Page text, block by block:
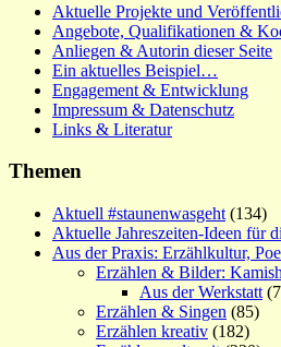
Aktuelle Projekte und
Angebote, Qualifikationen &
Anliegen & Autorin dieser Seite
Ein aktuelles Beispiel…
Engagement & Entwicklung
Impressum & Datenschutz
Links & Literatur
Themen
Aktuell #staunenwasgeht (134)
Aktuelle Jahreszeiten-Ideen für
Aus der Praxis: Erzählkultur,
Erzählen & Bilder:
Aus der Werkstatt
Erzählen & Singen (85)
Erzählen kreativ (182)